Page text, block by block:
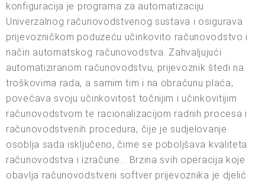
konfiguracija je programa za automatizaciju
Univerzalnog računovodstvenog sustava i osigurava
prijevozničkom poduzeću učinkovito računovodstvo i
način automatskog računovodstva. Zahvaljujući
automatiziranom računovodstvu, prijevoznik štedi na
troškovima rada, a samim tim i na obračunu plaća,
povećava svoju učinkovitost točnijim i učinkovitijim
računovodstvom te racionalizacijom radnih procesa i
računovodstvenih procedura, čije je sudjelovanje
osoblja sada isključeno, čime se poboljšava kvaliteta
računovodstva i izračune... Brzina svih operacija koje
obavlja računovodstveni softver prijevoznika je djelić